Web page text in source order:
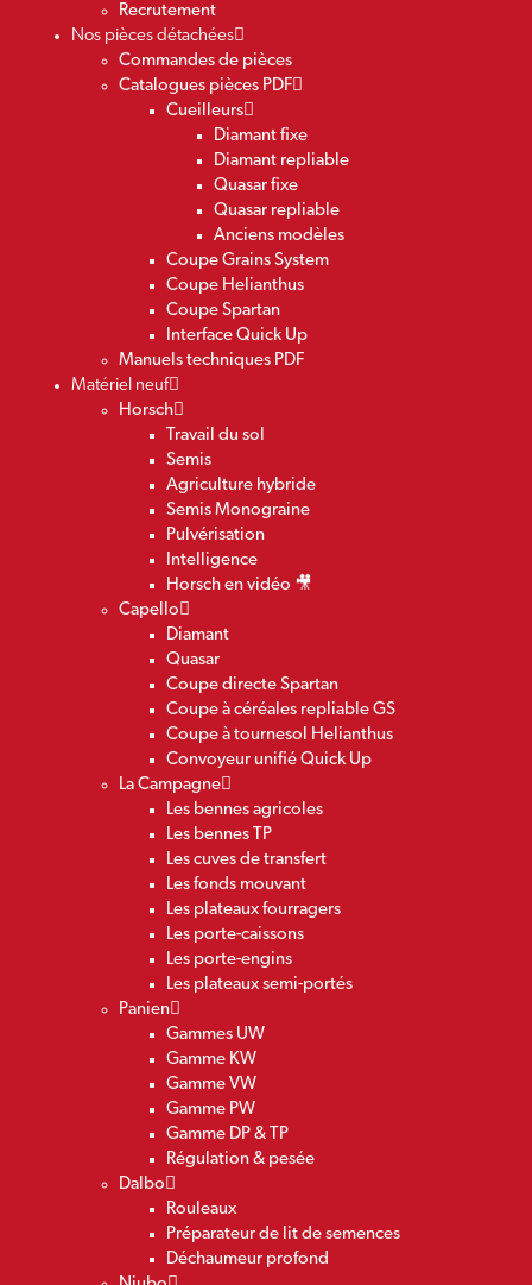
Recrutement
Nos pièces détachées
Commandes de pièces
Catalogues pièces PDF
Cueilleurs
Diamant fixe
Diamant repliable
Quasar fixe
Quasar repliable
Anciens modèles
Coupe Grains System
Coupe Helianthus
Coupe Spartan
Interface Quick Up
Manuels techniques PDF
Matériel neuf
Horsch
Travail du sol
Semis
Agriculture hybride
Semis Monograine
Pulvérisation
Intelligence
Horsch en vidéo 🎥
Capello
Diamant
Quasar
Coupe directe Spartan
Coupe à céréales repliable GS
Coupe à tournesol Helianthus
Convoyeur unifié Quick Up
La Campagne
Les bennes agricoles
Les bennes TP
Les cuves de transfert
Les fonds mouvant
Les plateaux fourragers
Les porte-caissons
Les porte-engins
Les plateaux semi-portés
Panien
Gammes UW
Gamme KW
Gamme VW
Gamme PW
Gamme DP & TP
Régulation & pesée
Dalbo
Rouleaux
Préparateur de lit de semences
Déchaumeur profond